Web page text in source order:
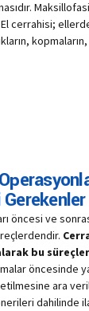
El cerrahisi;
öncesi ve
bu süreçleri
öncesinde
ara
dahilinde